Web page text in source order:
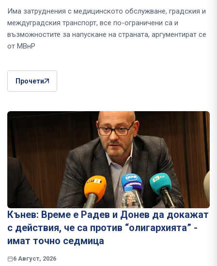
Има затруднения с медицинското обслужване, градския и
междуградския транспорт, все по-ограничени са и
възможностите за напускане на страната, аргументират се
от МВнР
Прочети
Кънев: Време е Радев и Донев да докажат
с действия, че са против “олигархията” -
имат точно седмица
6 Август, 2026